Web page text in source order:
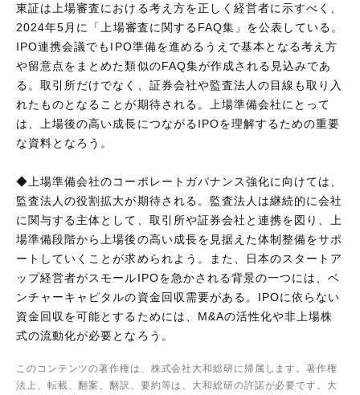
東証は上場審査における考え方を正しく経営者に示すべく、
2024年5月に「上場審査に関するFAQ集」を公表している。
IPO連携会議でもIPO準備を進めるうえで基本となる考え方
や留意点をまとめた類似のFAQ集が作成される見込みであ
る。取引所だけでなく、証券会社や監査法人の目線も取り入
れたものとなることが期待される。上場準備会社にとって
は、上場後の高い成長につながるIPOを理解するための重要
な資料となろう。
◆上場準備会社のコーポレートガバナンス強化に向けては、
監査法人の役割拡大が期待される。監査法人は継続的に会社
に関与する主体として、取引所や証券会社と連携を図り、上
場準備段階から上場後の高い成長を見据えた体制整備をサポ
ートしていくことが求められよう。また、日本のスタートア
ップ経営者がスモールIPOを急かされる背景の一つには、ベ
ンチャーキャピタルの資金回収需要がある。IPOに依らない
資金回収を可能とするためには、M&Aの活性化や非上場株
式の流動化が必要となろう。
このコンテンツの著作権は、株式会社大和総研に帰属します。著作権
法上、転載、翻案、翻訳、要約等は、大和総研の許諾が必要です。大